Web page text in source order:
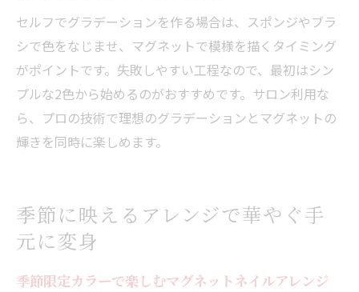
セルフでグラデーションを作る場合は、スポンジやブラ
シで色をなじませ、マグネットで模様を描くタイミング
がポイントです。失敗しやすい工程なので、最初はシン
プルな2色から始めるのがおすすめです。サロン利用な
ら、プロの技術で理想のグラデーションとマグネットの
輝きを同時に楽しめます。
季節に映えるアレンジで華やぐ手
元に変身
季節限定カラーで楽しむマグネットネイルアレンジ